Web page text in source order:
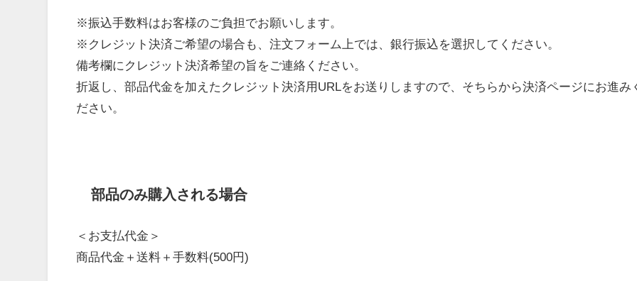
※振込手数料はお客様のご負担でお願いします。
※クレジット決済ご希望の場合も、注文フォーム上では、銀行振込を選択してください。
備考欄にクレジット決済希望の旨をご連絡ください。
折返し、部品代金を加えたクレジット決済用URLをお送りしますので、そちらから決済ページにお進み
ださい。
部品のみ購入される場合
＜お支払代金＞
商品代金＋送料＋手数料(500円)